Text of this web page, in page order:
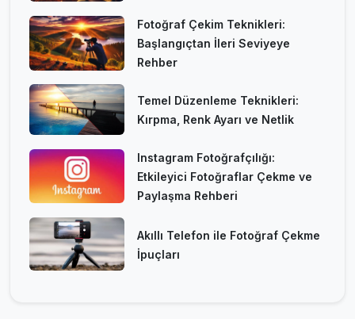
Fotoğraf Çekim Teknikleri:
Başlangıçtan İleri Seviyeye
Rehber
Temel Düzenleme Teknikleri:
Kırpma, Renk Ayarı ve Netlik
Instagram Fotoğrafçılığı:
Etkileyici Fotoğraflar Çekme ve
Paylaşma Rehberi
Akıllı Telefon ile Fotoğraf Çekme
İpuçları